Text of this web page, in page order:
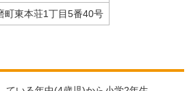
町東本荘1丁目5番40号